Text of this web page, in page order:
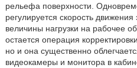
рельефа поверхности.
регулируется скорость
величины нагрузки на рабочее
остается операция
но и она существенно
видеокамеры и монитора в